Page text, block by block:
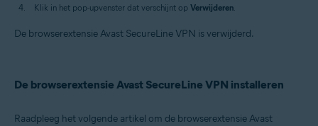
Klik in het pop-upvenster dat verschijnt op Verwijderen.
De browserextensie Avast SecureLine VPN is verwijderd.
De browserextensie Avast SecureLine VPN installeren
Raadpleeg het volgende artikel om de browserextensie Avast